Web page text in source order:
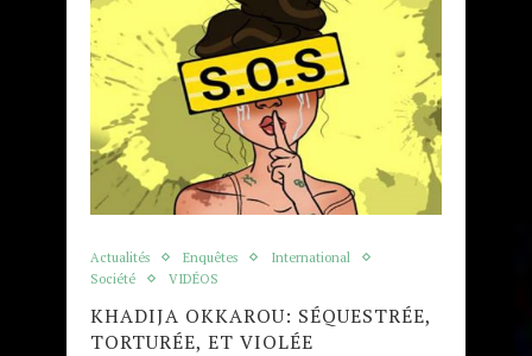
Actualités Enquêtes
International
Société
VIDÉOS
KHADIJA OKKAROU: SÉQUESTRÉE,
TORTURÉE, ET VIOLÉE